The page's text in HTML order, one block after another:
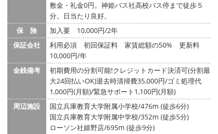
敷金・礼金0円。神姫バス社高校バス停まで徒歩５
分。日当たり良好。
保 険
加入要 10,000円/2年
保証会社
利用必須 初回保証料 家賃総額の50% 更新料
10,000円/年
金銭備考
初期費用の分割可能!クレジットカード決済可(分割最
大24回払いOK)退去時清掃費35,000円/ゴミ処理代
1,000円(月額)/緊急サポート1,100円(月額)
周辺施設
国立兵庫教育大学附属小学校/476m (徒歩6分)
国立兵庫教育大学附属中学校/352m (徒歩5分)
ローソン社嬉野店/695m (徒歩9分)